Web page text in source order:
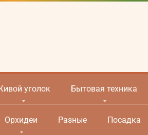
уголок Бытовая техника
Орхидеи Разные Посадка